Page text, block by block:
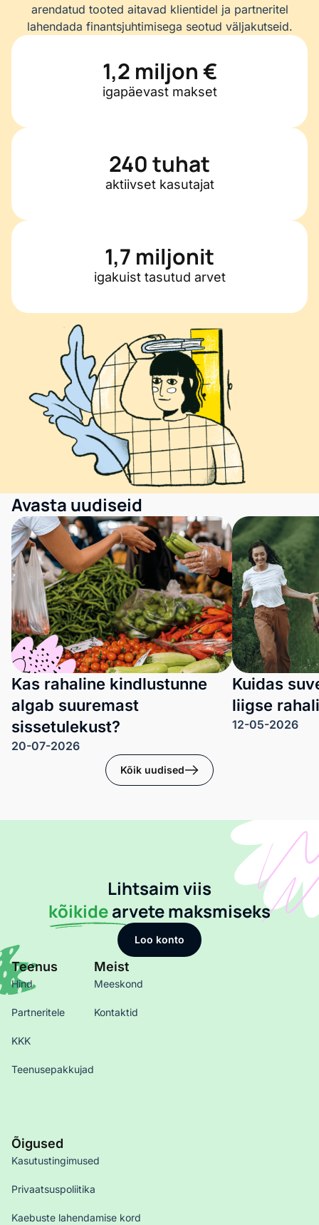
arendatud tooted aitavad klientidel ja partneritel
lahendada finantsjuhtimisega seotud väljakutseid.
1,2 miljon €
igapäevast makset
240 tuhat
aktiivset kasutajat
1,7 miljonit
igakuist tasutud arvet
Avasta uudiseid
Kas rahaline kindlustunne
algab suuremast
sissetulekust?
20-07-2026
Kuidas
liigse
12-05-2026
Kõik uudised
Lihtsaim viis
kõikidearvete maksmiseks
Loo konto
Teenus
Hind
Partneritele
KKK
Teenusepakkujad
Õigused
Kasutustingimused
Privaatsuspoliitika
Kaebuste lahendamise kord
Meist
Meeskond
Kontaktid